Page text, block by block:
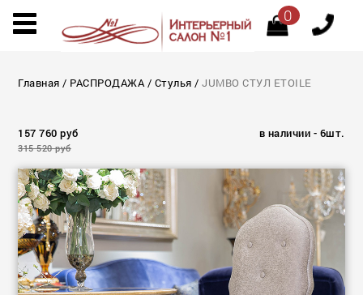
0
Главная / РАСПРОДАЖА / Стулья /JUMBO СТУЛ ETOILE
157 760 руб
315 520 руб
в наличии - 6шт.